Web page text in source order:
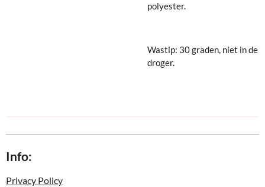
polyester.
Wastip: 30 graden, niet in de
droger.
Info:
Privacy Policy